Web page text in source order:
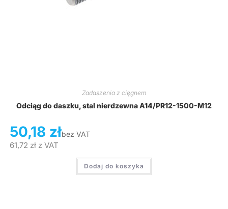
Zadaszenia z cięgnem
Odciąg do daszku, stal nierdzewna A14/PR12-1500-M12
50,18 złbez VAT
61,72 złz VAT
Dodaj do koszyka